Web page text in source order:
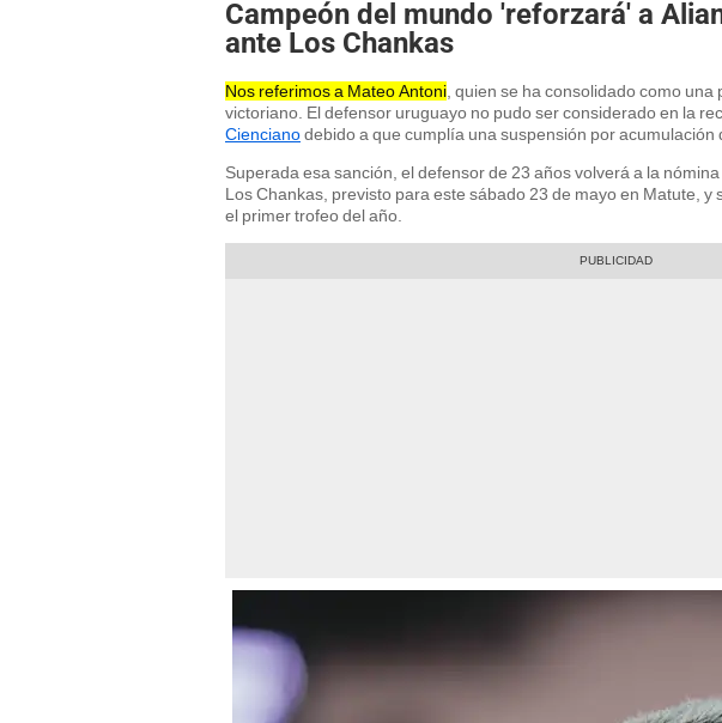
Campeón del mundo 'reforzará' a
ante Los Chankas
Nos referimos a Mateo Antoni, quien se ha consolidado como
victoriano. El defensor uruguayo no pudo ser considerado en la
Ciencianodebido a que cumplía una suspensión por acumulación
Superada esa sanción, el defensor de 23 años volverá a la
Los Chankas, previsto para este sábado 23 de mayo en Matute,
el primer trofeo del año.